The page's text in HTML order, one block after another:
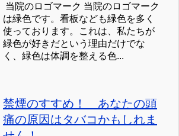
当院のロゴマーク 当院のロゴマーク
は緑色です。看板なども緑色を多く
使っております。これは、私たちが
緑色が好きだという理由だけでな
く、緑色は体調を整える色...
禁煙のすすめ！ あなたの頭
痛の原因はタバコかもしれま